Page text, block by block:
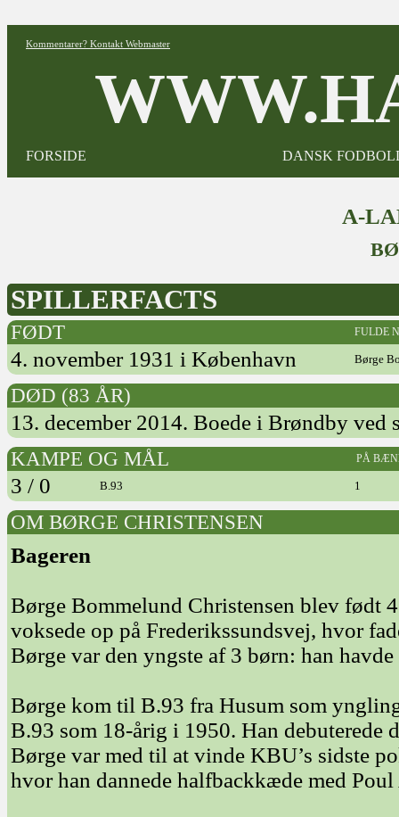
Kommentarer? Kontakt Webmaster
FORSIDE DANSK
A-
SPILLERFACTS
FØDT FULDE
4. november 1931 i København Børge
DØD (83 ÅR)
13. december 2014. Boede i Brøndby ved
KAMPE OG MÅL PÅ
3 / 0 B.93 1
OM BØRGE CHRISTENSEN
Bageren
Børge Bommelund Christensen blev født
voksede op på Frederikssundsvej, hvor
Børge var den yngste af 3 børn: han havde
Børge kom til B.93 fra Husum som
B.93 som 18-årig i 1950. Han debuterede
Børge var med til at vinde KBU’s sidste
hvor han dannede halfbackkæde med